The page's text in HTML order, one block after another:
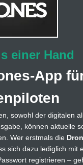
einer Hand
App
sowohl der digitalen
können aktuelle
Wer erstmals die
sich dazu lediglich mit
registrieren –